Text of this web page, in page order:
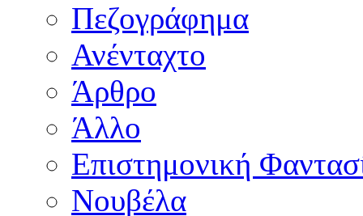
Πεζογράφημα
Ανένταχτο
Άρθρο
Άλλο
Επιστημονική
Νουβέλα